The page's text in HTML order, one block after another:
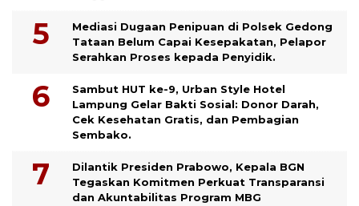
Mediasi Dugaan Penipuan di Polsek Gedong
Tataan Belum Capai Kesepakatan, Pelapor
Serahkan Proses kepada Penyidik.
Sambut HUT ke-9, Urban Style Hotel
Lampung Gelar Bakti Sosial: Donor Darah,
Cek Kesehatan Gratis, dan Pembagian
Sembako.
Dilantik Presiden Prabowo, Kepala BGN
Tegaskan Komitmen Perkuat Transparansi
dan Akuntabilitas Program MBG